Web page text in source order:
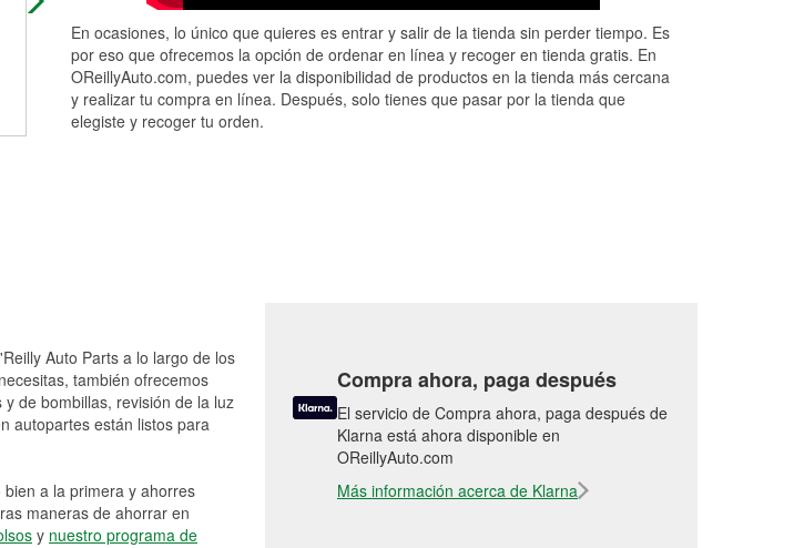
customer service.
En ocasiones, lo único que quieres es entrar y salir de la tienda sin perder tiempo. Es
por eso que ofrecemos la opción de ordenar en línea y recoger en tienda gratis. En
OReillyAuto.com, puedes ver la disponibilidad de productos en la tienda más cercana
y realizar tu compra en línea. Después, solo tienes que pasar por la tienda que
elegiste y recoger tu orden.
Auto Parts a lo largo de los
también ofrecemos
de bombillas, revisión de la luz
autopartes están listos para
a la primera y ahorres
maneras de ahorrar en
y nuestro programa de
Compra ahora, paga después
El servicio de Compra ahora, paga después de
Klarna está ahora disponible en
OReillyAuto.com
Más información acerca de Klarna